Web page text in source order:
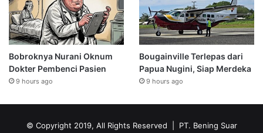
Bobroknya Nurani Oknum
Dokter Pembenci Pasien
9 hours ago
Bougainville Terlepas dari
Papua Nugini, Siap Merdeka
9 hours ago
© Copyright 2019, All Rights Reserved | PT. Bening Suar